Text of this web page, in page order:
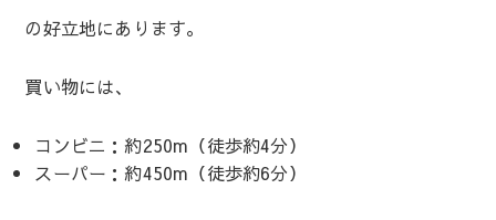
の好立地にあります。
買い物には、
コンビニ：約250m（徒歩約4分）
スーパー：約450m（徒歩約6分）